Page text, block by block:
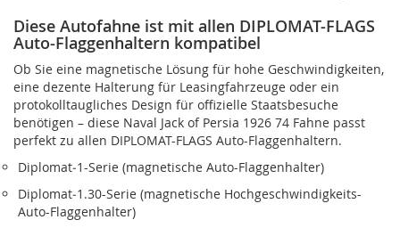
Diese Autofahne ist mit allen DIPLOMAT-FLAGS
Auto-Flaggenhaltern kompatibel
Ob Sie eine magnetische Lösung für hohe Geschwindigkeiten,
eine dezente Halterung für Leasingfahrzeuge oder ein
protokolltaugliches Design für offizielle Staatsbesuche
benötigen – diese Naval Jack of Persia 1926 74 Fahne passt
perfekt zu allen DIPLOMAT-FLAGS Auto-Flaggenhaltern.
Diplomat‑1-Serie (magnetische Auto-Flaggenhalter)
Diplomat‑1.30-Serie (magnetische Hochgeschwindigkeits-
Auto-Flaggenhalter)